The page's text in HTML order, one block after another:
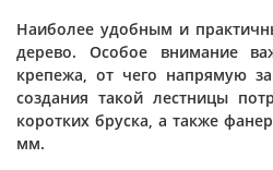
Наиболее удобным и
дерево. Особое внимание
крепежа, от чего напрямую
создания такой лестницы
коротких бруска, а также
мм.